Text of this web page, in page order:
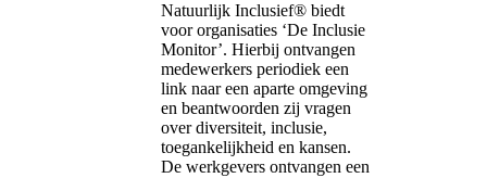
Natuurlijk Inclusief® biedt
voor organisaties ‘De Inclusie
Monitor’. Hierbij ontvangen
medewerkers periodiek een
link naar een aparte omgeving
en beantwoorden zij vragen
over diversiteit, inclusie,
toegankelijkheid en kansen.
De werkgevers ontvangen een